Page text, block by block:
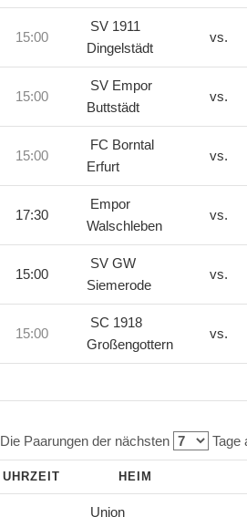
15:00
SV 1911
Dingelstädt
vs.
15:00
SV Empor
Buttstädt
vs.
15:00
FC Borntal
Erfurt
vs.
17:30
Empor
Walschleben
vs.
15:00
SV GW
Siemerode
vs.
15:00
SC 1918
Großengottern
vs.
Die Paarungen der nächsten Tage
UHRZEIT HEIM
Union